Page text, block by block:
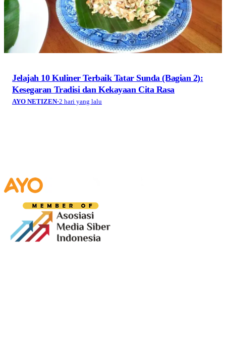
Jelajah 10 Kuliner Terbaik Tatar Sunda (Bagian 2):
Kesegaran Tradisi dan Kekayaan Cita Rasa
AYO NETIZEN·2 hari yang lalu